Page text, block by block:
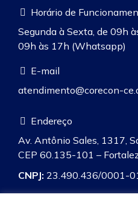
Horário de
Segunda à Sexta, de 09h
09h às 17h (Whatsapp)
E-mail
atendimento@corecon-
Endereço
Av. Antônio Sales, 1317,
CEP 60.135-101 –
CNPJ: 23.490.436/0001-